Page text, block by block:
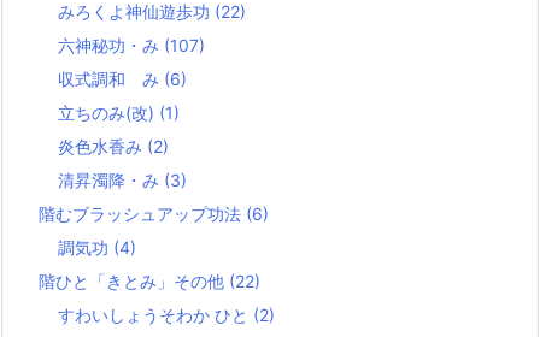
みろくよ神仙遊歩功 (22)
六神秘功・み (107)
収式調和 み (6)
立ちのみ(改) (1)
炎色水香み (2)
清昇濁降・み (3)
階むブラッシュアップ功法 (6)
調気功 (4)
階ひと「きとみ」その他 (22)
すわいしょうそわか ひと (2)